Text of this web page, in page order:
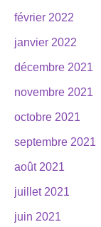
février 2022
janvier 2022
décembre 2021
novembre 2021
octobre 2021
septembre 2021
août 2021
juillet 2021
juin 2021